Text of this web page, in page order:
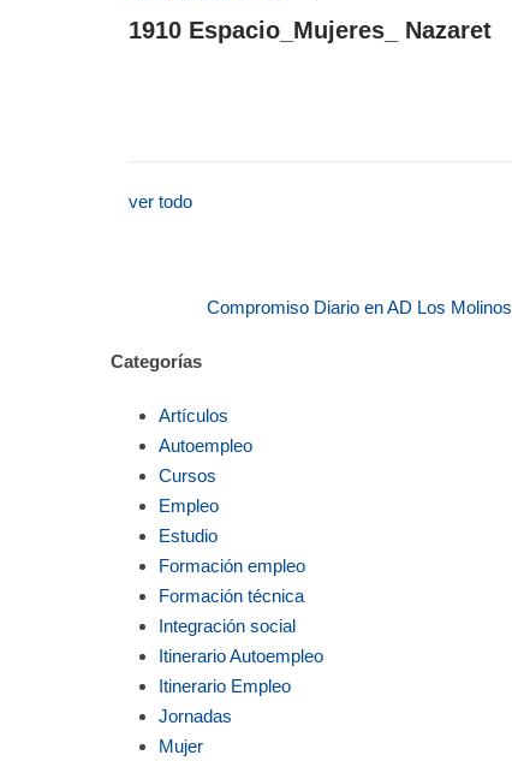
1910 Espacio_Mujeres_ Nazaret
ver todo
Compromiso Diario en AD Los Molinos
Categorías
Artículos
Autoempleo
Cursos
Empleo
Estudio
Formación empleo
Formación técnica
Integración social
Itinerario Autoempleo
Itinerario Empleo
Jornadas
Mujer